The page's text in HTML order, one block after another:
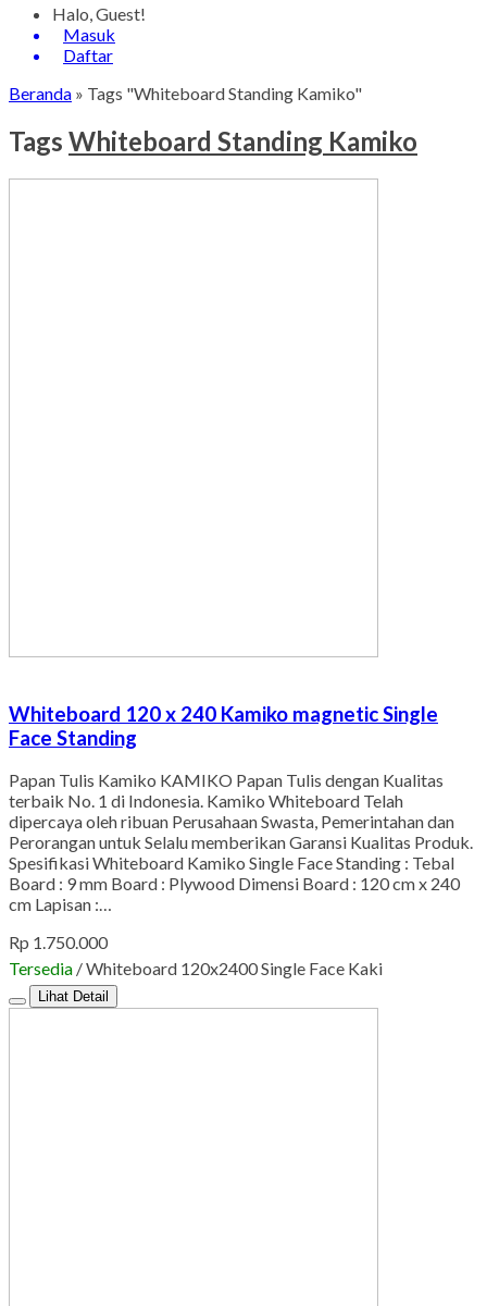
Halo, Guest!
Masuk
Daftar
Beranda » Tags "Whiteboard Standing Kamiko"
Tags Whiteboard Standing Kamiko
Whiteboard 120 x 240 Kamiko magnetic Single
Face Standing
Papan Tulis Kamiko KAMIKO Papan Tulis dengan Kualitas
terbaik No. 1 di Indonesia. Kamiko Whiteboard Telah
dipercaya oleh ribuan Perusahaan Swasta, Pemerintahan dan
Perorangan untuk Selalu memberikan Garansi Kualitas Produk.
Spesifikasi Whiteboard Kamiko Single Face Standing : Tebal
Board : 9 mm Board : Plywood Dimensi Board : 120 cm x 240
cm Lapisan :…
Rp 1.750.000
Tersedia / Whiteboard 120x2400 Single Face Kaki
Lihat Detail